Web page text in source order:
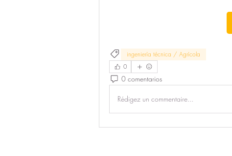
ingeniería técnica / Agrícola
0
0 comentarios
Rédigez un commentaire...